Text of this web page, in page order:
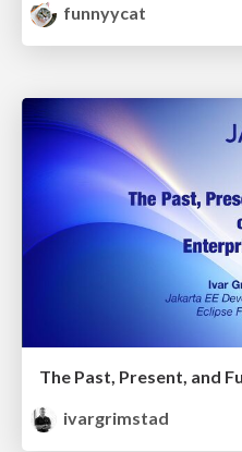
funnyycat
The Past, Present, and
ivargrimstad